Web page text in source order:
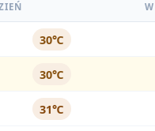
30℃
30℃
31℃